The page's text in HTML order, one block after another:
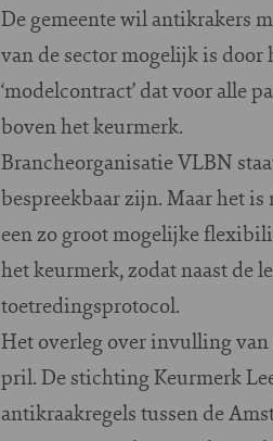
De gemeente wil antikrakers
van de sector mogelijk is door
‘modelcontract’ dat voor alle
boven het keurmerk.
Brancheorganisatie VLBN
bespreekbaar zijn. Maar het
een zo groot mogelijke
het keurmerk, zodat naast de
toetredingsprotocol.
Het overleg over invulling van
pril. De stichting Keurmerk
antikraakregels tussen de